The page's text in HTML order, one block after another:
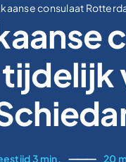
consulaat
3 min. ⸻ 20